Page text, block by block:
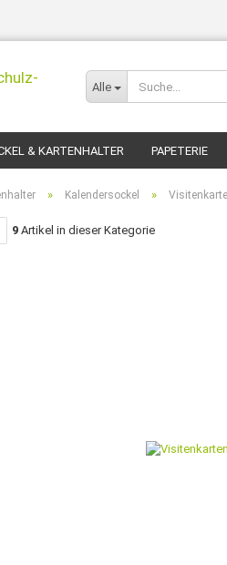
Alle
& KARTENHALTER PAPETERIE
» Kalendersockel »
9 Artikel in dieser Kategorie